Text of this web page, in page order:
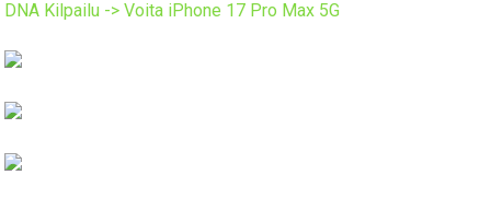
DNA Kilpailu -> Voita iPhone 17 Pro Max 5G